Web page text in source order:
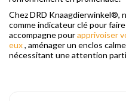
Chez DRD Knaagdierwinkel®,
comme indicateur clé pour
accompagne pourapprivoiser
eux, aménager un enclos
nécessitant une attention